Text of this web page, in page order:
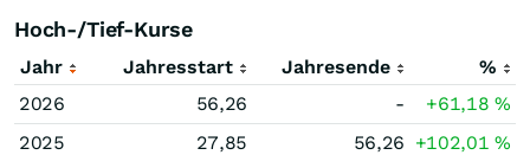
Hoch-/Tief-Kurse
Jahr Jahresstart Jahresende
%
2026
56,26 - +61,18%
2025
27,85 56,26 +102,01%